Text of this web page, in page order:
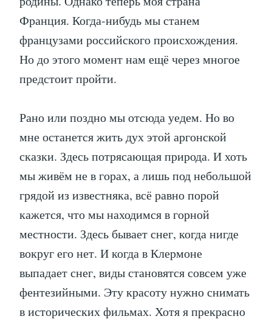
Франция. Когда-нибудь мы станем
французами российского происхождения.
Но до этого момент нам ещё через многое
предстоит пройти.
Рано или поздно мы отсюда уедем. Но во
мне останется жить дух этой аргонской
сказки. Здесь потрясающая природа. И хоть
мы живём не в горах, а лишь под небольшой
грядой из известняка, всё равно порой
кажется, что мы находимся в горной
местности. Здесь бывает снег, когда нигде
вокруг его нет. И когда в Клермоне
выпадает снег, виды становятся совсем уже
фентезийными. Эту красоту нужно снимать
в исторических фильмах. Хотя я прекрасно